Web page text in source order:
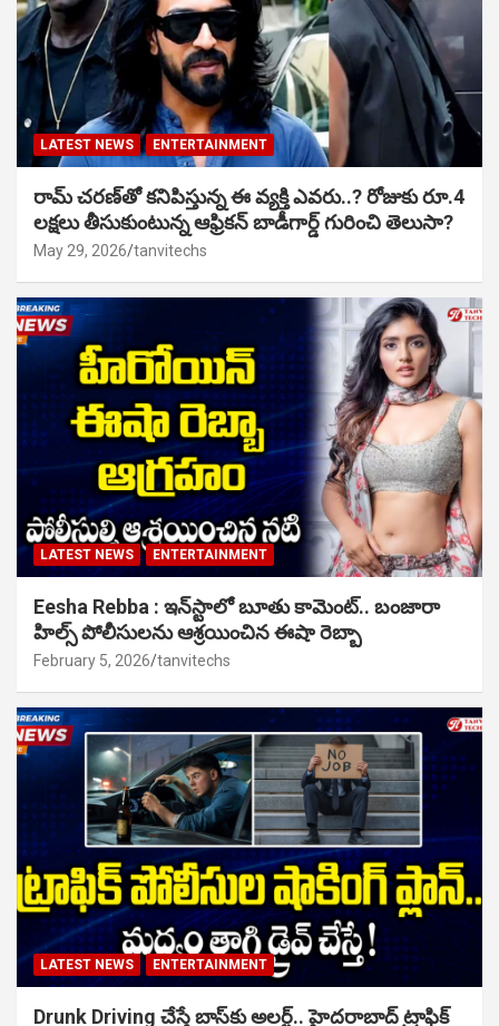
LATEST NEWS ENTERTAINMENT
రామ్ చరణ్‌తో కనిపిస్తున్న ఈ వ్యక్తి ఎవరు..? రోజుకు రూ.4
లక్షలు తీసుకుంటున్న ఆఫ్రికన్ బాడీగార్డ్ గురించి తెలుసా?
May 29, 2026 tanvitechs
LATEST NEWS ENTERTAINMENT
Eesha Rebba : ఇన్‌స్టాలో బూతు కామెంట్.. బంజారా
హిల్స్ పోలీసులను ఆశ్రయించిన ఈషా రెబ్బా
February 5, 2026 tanvitechs
LATEST NEWS ENTERTAINMENT
Drunk Driving చేస్తే బాస్‌కు అలర్ట్.. హైదరాబాద్ ట్రాఫిక్